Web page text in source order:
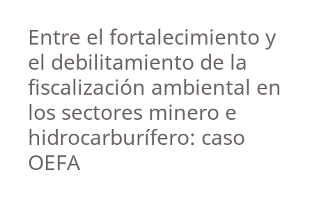
Entre el fortalecimiento y
el debilitamiento de la
fiscalización ambiental en
los sectores minero e
hidrocarburífero: caso
OEFA